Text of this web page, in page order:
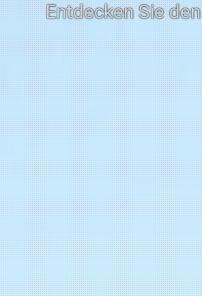
Entdecken Sie